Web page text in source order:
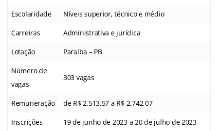
Escolaridade Níveis superior, técnico e médio
Carreiras Administrativa e jurídica
Lotação Paraíba – PB
Número de
vagas
303 vagas
Remuneração de R$ 2.513,57 a R$ 2.742,07
Inscrições 19 de junho de 2023 a 20 de julho de 2023